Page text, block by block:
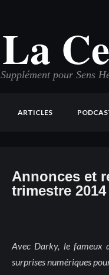
La
Supplément pour Sens
ARTICLES
Annonces et
trimestre 2014
Avec Darky, le fameux
surprises numériques